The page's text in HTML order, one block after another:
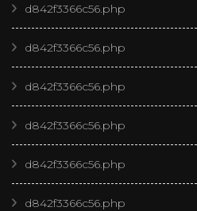
d842f3366c56.php
d842f3366c56.php
d842f3366c56.php
d842f3366c56.php
d842f3366c56.php
d842f3366c56.php